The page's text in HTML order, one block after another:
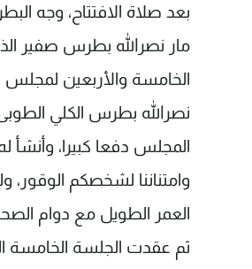
بعد صلاة الافتتاح، وجه
مار نصرالله بطرس صفير
الخامسة والأربعين لمجلس
نصرالله بطرس الكلي
المجلس دفعا كبيرا، وأنشأ
وامتناننا لشخصكم
العمر الطويل مع دوام
ثم عقدت الجلسة